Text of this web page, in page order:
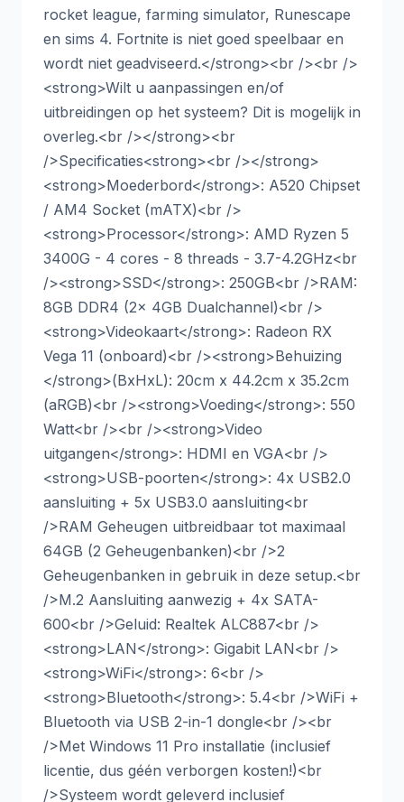
rocket league, farming simulator, Runescape
en sims 4. Fortnite is niet goed speelbaar en
wordt niet geadviseerd.</strong><br /><br />
<strong>Wilt u aanpassingen en/of
uitbreidingen op het systeem? Dit is mogelijk in
overleg.<br /></strong><br
/>Specificaties<strong><br /></strong>
<strong>Moederbord</strong>: A520 Chipset
/ AM4 Socket (mATX)<br />
<strong>Processor</strong>: AMD Ryzen 5
3400G - 4 cores - 8 threads - 3.7-4.2GHz<br
/><strong>SSD</strong>: 250GB<br />RAM:
8GB DDR4 (2x 4GB Dualchannel)<br />
<strong>Videokaart</strong>: Radeon RX
Vega 11 (onboard)<br /><strong>Behuizing
</strong>(BxHxL): 20cm x 44.2cm x 35.2cm
(aRGB)<br /><strong>Voeding</strong>: 550
Watt<br /><br /><strong>Video
uitgangen</strong>: HDMI en VGA<br />
<strong>USB-poorten</strong>: 4x USB2.0
aansluiting + 5x USB3.0 aansluiting<br
/>RAM Geheugen uitbreidbaar tot maximaal
64GB (2 Geheugenbanken)<br />2
Geheugenbanken in gebruik in deze setup.<br
/>M.2 Aansluiting aanwezig + 4x SATA-
600<br />Geluid: Realtek ALC887<br />
<strong>LAN</strong>: Gigabit LAN<br />
<strong>WiFi</strong>: 6<br />
<strong>Bluetooth</strong>: 5.4<br />WiFi +
Bluetooth via USB 2-in-1 dongle<br /><br
/>Met Windows 11 Pro installatie (inclusief
licentie, dus géén verborgen kosten!)<br
/>Systeem wordt geleverd inclusief